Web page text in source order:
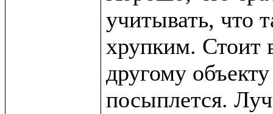
учитывать, что
хрупким. Стоит
другому
посыплется.